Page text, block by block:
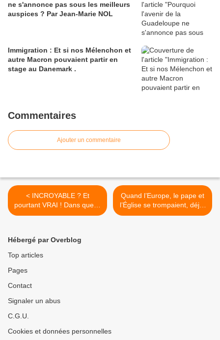
ne s'annonce pas sous les meilleurs
auspices ? Par Jean-Marie NOL
Immigration : Et si nos Mélenchon et
autre Macron pouvaient partir en
stage au Danemark .
Commentaires
Ajouter un commentaire
< INCROYABLE ? Et
pourtant VRAI ! Dans quelle
ére entrons-nous ?
Quand l’Europe, le pape et
l’Église se trompaient, déjà,
sur la « sécurité nationale »
Hébergé par Overblog
Top articles
Pages
Contact
Signaler un abus
C.G.U.
Cookies et données personnelles